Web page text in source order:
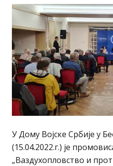
У Дому Војске Србије у
(15.04.2022.г.) је
„Ваздухопловство и